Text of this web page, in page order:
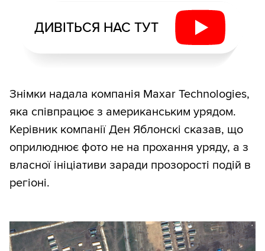
ДИВІТЬСЯ НАС ТУТ
Знімки надала компанія Maxar Technologies,
яка співпрацює з американським урядом.
Керівник компанії Ден Яблонскі сказав, що
оприлюднює фото не на прохання уряду, а з
власної ініціативи заради прозорості подій в
регіоні.